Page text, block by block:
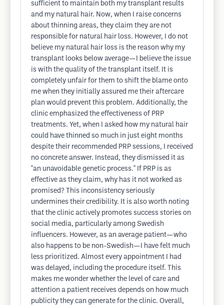
sufficient to maintain both my transplant results
and my natural hair. Now, when I raise concerns
about thinning areas, they claim they are not
responsible for natural hair loss. However, I do not
believe my natural hair loss is the reason why my
transplant looks below average—I believe the issue
is with the quality of the transplant itself. It is
completely unfair for them to shift the blame onto
me when they initially assured me their aftercare
plan would prevent this problem. Additionally, the
clinic emphasized the effectiveness of PRP
treatments. Yet, when I asked how my natural hair
could have thinned so much in just eight months
despite their recommended PRP sessions, I received
no concrete answer. Instead, they dismissed it as
"an unavoidable genetic process." If PRP is as
effective as they claim, why has it not worked as
promised? This inconsistency seriously
undermines their credibility. It is also worth noting
that the clinic actively promotes success stories on
social media, particularly among Swedish
influencers. However, as an average patient—who
also happens to be non-Swedish—I have felt much
less prioritized. Almost every appointment I had
was delayed, including the procedure itself. This
makes me wonder whether the level of care and
attention a patient receives depends on how much
publicity they can generate for the clinic. Overall,